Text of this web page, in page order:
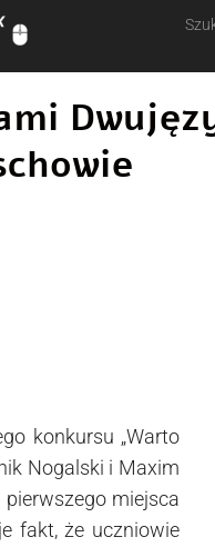
konkursu „Warto
Nogalski i Maxim
miejsca
fakt, że uczniowie